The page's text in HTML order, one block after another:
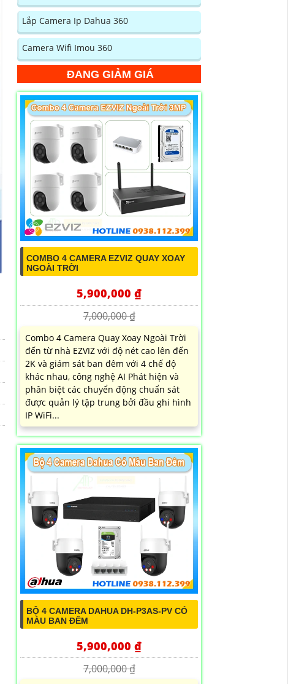
Lắp Camera Ip Dahua 360
Camera Wifi Imou 360
ĐANG GIẢM GIÁ
COMBO 4 CAMERA EZVIZ QUAY XOAY
NGOÀI TRỜI
5,900,000 ₫
7,000,000 ₫
Combo 4 Camera Quay Xoay Ngoài Trời
đến từ nhà EZVIZ với độ nét cao lên đến
2K và giám sát ban đêm với 4 chế độ
khác nhau, công nghệ AI Phát hiện và
phân biệt các chuyển động chuẩn sát
được quản lý tập trung bởi đầu ghi hình
IP WiFi...
BỘ 4 CAMERA DAHUA DH-P3AS-PV CÓ
MÀU BAN ĐÊM
5,900,000 ₫
7,000,000 ₫